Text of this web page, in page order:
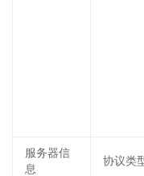
服务器信
息
协议类